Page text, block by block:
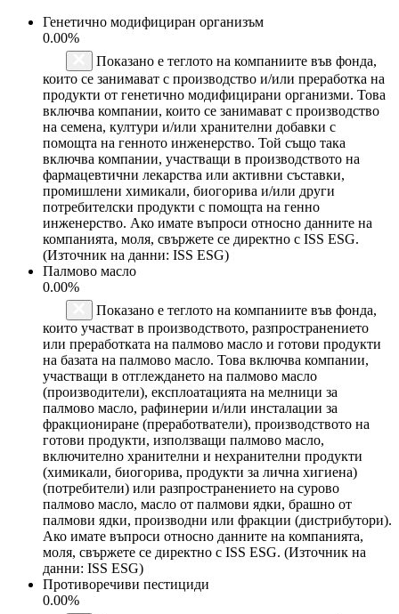
Генетично модифициран организъм
0.00%
Показано е теглото на компаниите във фонда,
които се занимават с производство и/или преработка на
продукти от генетично модифицирани организми. Това
включва компании, които се занимават с производство
на семена, култури и/или хранителни добавки с
помощта на генното инженерство. Той също така
включва компании, участващи в производството на
фармацевтични лекарства или активни съставки,
промишлени химикали, биогорива и/или други
потребителски продукти с помощта на генно
инженерство. Ако имате въпроси относно данните на
компанията, моля, свържете се директно с ISS ESG.
(Източник на данни: ISS ESG)
Палмово масло
0.00%
Показано е теглото на компаниите във фонда,
които участват в производството, разпространението
или преработката на палмово масло и готови продукти
на базата на палмово масло. Това включва компании,
участващи в отглеждането на палмово масло
(производители), експлоатацията на мелници за
палмово масло, рафинерии и/или инсталации за
фракциониране (преработватели), производството на
готови продукти, използващи палмово масло,
включително хранителни и нехранителни продукти
(химикали, биогорива, продукти за лична хигиена)
(потребители) или разпространението на сурово
палмово масло, масло от палмови ядки, брашно от
палмови ядки, производни или фракции (дистрибутори).
Ако имате въпроси относно данните на компанията,
моля, свържете се директно с ISS ESG. (Източник на
данни: ISS ESG)
Противоречиви пестициди
0.00%